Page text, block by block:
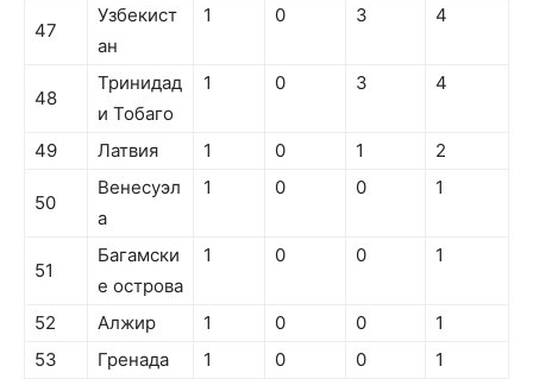
47
Узбекист
ан
1 0 3 4
48
Тринидад
и Тобаго
1 0 3 4
49 Латвия 1 0 1 2
50
Венесуэл
а
1 0 0 1
51
Багамски
е острова
1 0 0 1
52 Алжир 1 0 0
1
53
Гренада 1 0 0
1